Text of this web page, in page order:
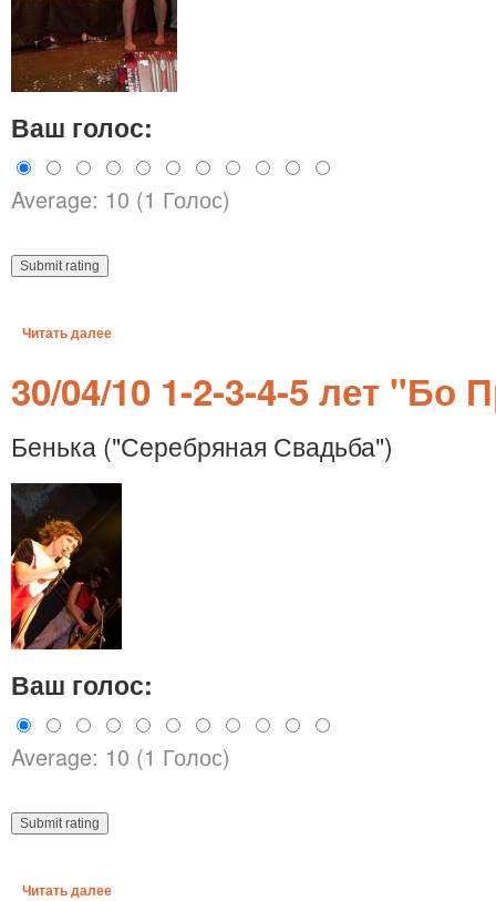
Ваш голос:
Average: 10 (1 Голос)
Читать далее
30/04/10 1-2-3-4-5 лет "Бо
Бенька ("Серебряная Свадьба")
Ваш голос:
Average: 10 (1 Голос)
Читать далее